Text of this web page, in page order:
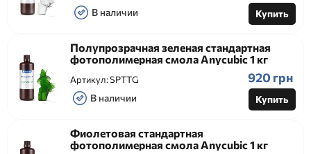
В наличии Купить
Полупрозрачная зеленая стандартная
фотополимерная смола Anycubic 1 кг
Артикул:SPTTG
В наличии
920 грн
Купить
Фиолетовая стандартная
фотополимерная смола Anycubic 1 кг